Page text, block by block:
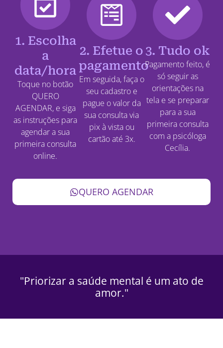
1. Escolha
a
data/hora
Toque no botão
QUERO
AGENDAR, e siga
as instruções para
agendar a sua
primeira consulta
online.
2. Efetue o
pagamento
Em seguida, faça o
seu cadastro e
pague o valor da
sua consulta via
pix à vista ou
cartão até 3x.
3. Tudo ok
Pagamento feito, é
só seguir as
orientações na
tela e se preparar
para a sua
primeira consulta
com a psicóloga
Cecília.
QUERO AGENDAR
"Priorizar a saúde mental é um ato de
amor."